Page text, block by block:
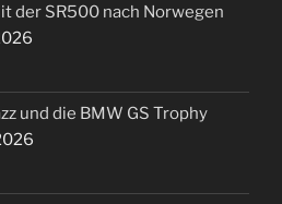
der SR500 nach Norwegen
und die BMW GS Trophy